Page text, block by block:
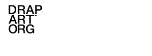
Skip to main content